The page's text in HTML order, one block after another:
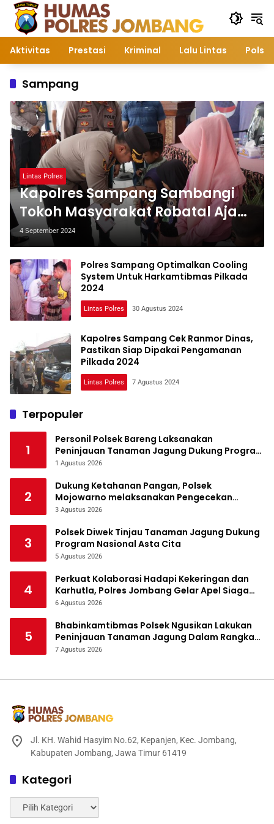
Langsung
konten
Aktivitas Prestasi Kriminal Lalu Lintas
Sampang
Lintas Polres
Kapolres Sampang Sambangi
Tokoh Masyarakat Robatal Ajak
Wujudkan Pilkada 2024 Sejuk
dan Damai
4 September 2024
Polres Sampang Optimalkan Cooling
System Untuk Harkamtibmas Pilkada
2024
Lintas Polres 30 Agustus 2024
Kapolres Sampang Cek Ranmor Dinas,
Pastikan Siap Dipakai Pengamanan
Pilkada 2024
Lintas Polres 7 Agustus 2024
Terpopuler
1
Personil Polsek Bareng Laksanakan
Peninjauan Tanaman Jagung Dukung Program
Ketahanan Pangan
1 Agustus 2026
2
Dukung Ketahanan Pangan, Polsek
Mojowarno melaksanakan Pengecekan
Tanaman Jagung
3 Agustus 2026
3
Polsek Diwek Tinjau Tanaman Jagung Dukung
Program Nasional Asta Cita
5 Agustus 2026
4
Perkuat Kolaborasi Hadapi Kekeringan dan
Karhutla, Polres Jombang Gelar Apel Siaga
Bencana
6 Agustus 2026
5
Bhabinkamtibmas Polsek Ngusikan Lakukan
Peninjauan Tanaman Jagung Dalam Rangka
Mendukung Ketahanan Pangan
7 Agustus 2026
Jl. KH. Wahid Hasyim No.62, Kepanjen, Kec. Jombang,
Kabupaten Jombang, Jawa Timur 61419
Kategori
Kategori